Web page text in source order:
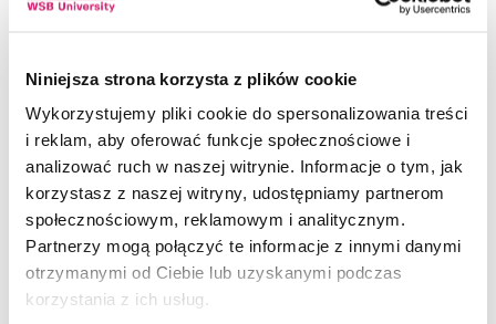
Niniejsza strona korzysta z plików cookie
Wykorzystujemy pliki cookie do spersonalizowania treści
i reklam, aby oferować funkcje społecznościowe i
analizować ruch w naszej witrynie. Informacje o tym, jak
korzystasz z naszej witryny, udostępniamy partnerom
społecznościowym, reklamowym i analitycznym.
Partnerzy mogą połączyć te informacje z innymi danymi
otrzymanymi od Ciebie lub uzyskanymi podczas
korzystania z ich usług.
(Slovakia)
VŠB – Technical University of Ostrava, Faculty of
Economics (Czech Republic)
Supporting partner:
School of Public Management, Governance and
Public Policy (SPMGP) and Centre for Local
Economic Development (Cenled),University of
Johannesburg (South Africa)